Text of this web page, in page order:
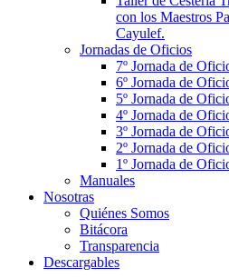
con los Maestros
Cayulef.
Jornadas de Oficios
7º Jornada de
6º Jornada de
5º Jornada de
4º Jornada de
3º Jornada de
2º Jornada de
1º Jornada de
Manuales
Nosotras
Quiénes Somos
Bitácora
Transparencia
Descargables